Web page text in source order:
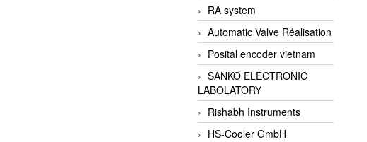
RA system
Automatic Valve Réalisation
Posital encoder vietnam
SANKO ELECTRONIC
LABOLATORY
Rishabh Instruments
HS-Cooler GmbH